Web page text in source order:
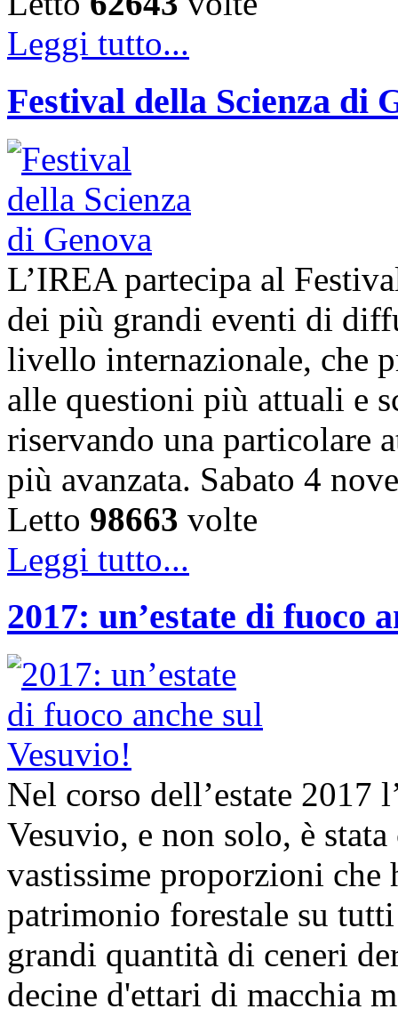
Leggi tutto...
Festival della Scienza di
L’IREA partecipa al
dei più grandi eventi di
livello internazionale, che
alle questioni più attuali e
riservando una particolare
più avanzata. Sabato 4
Letto 98663 volte
Leggi tutto...
2017: un’estate di fuoco
Nel corso dell’estate 2017
Vesuvio, e non solo, è
vastissime proporzioni
patrimonio forestale su
grandi quantità di ceneri
decine d'ettari di macchia